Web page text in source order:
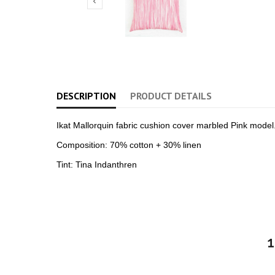
DESCRIPTION PRODUCT DETAILS
Ikat Mallorquin fabric cushion cover marbled Pink
Composition: 70% cotton + 30% linen
Tint: Tina Indanthren